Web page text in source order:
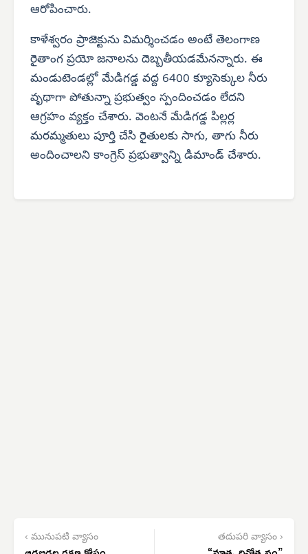
ఆరోపించారు.
కాళేశ్వరం ప్రాజెక్టును విమర్శించడం అంటే తెలంగాణ
రైతాంగ ప్రయో జనాలను దెబ్బతీయడమేనన్నారు. ఈ
మండుటెండల్లో మేడిగడ్డ వద్ద 6400 క్యూసెక్కుల నీరు
వృథాగా పోతున్నా ప్రభుత్వం స్పందించడం లేదని
ఆగ్రహం వ్యక్తం చేశారు. వెంటనే మేడిగడ్డ పిల్లర్ల
మరమ్మతులు పూర్తి చేసి రైతులకు సాగు, తాగు నీరు
అందించాలని కాంగ్రెస్ ప్రభుత్వాన్ని డిమాండ్ చేశారు.
‹ మునుపటి వ్యాసం తదుపరి వ్యాసం ›